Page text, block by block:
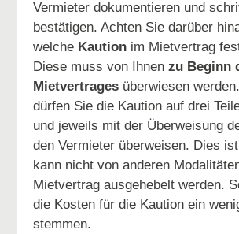
Vermieter dokumentieren und
bestätigen. Achten Sie darüber
welche Kaution im Mietvertrag
Diese muss von Ihnenzu Beginn
Mietvertrages überwiesen
dürfen Sie die Kaution auf drei
und jeweils mit der Überweisung
den Vermieter überweisen. Dies
kann nicht von anderen
Mietvertrag ausgehebelt werden.
die Kosten für die Kaution ein
stemmen.